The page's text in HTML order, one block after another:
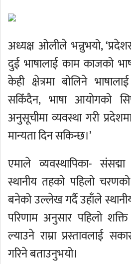
अध्यक्ष ओलीले भन्नुभयो,
दुई भाषालाई काम काजको
केही क्षेत्रमा बोलिने भाषालाई
सकिँदैन, भाषा आयोगको
अनुसूचीमा व्यवस्था गरी
मान्यता दिन सकिन्छ।’
एमाले व्यवस्थापिका-
स्थानीय तहको पहिलो चरणको
बनेको उल्लेख गर्दै उहाँले
परिणाम अनुसार पहिलो
ल्याउने राम्रा प्रस्तावलाई
गरिने बताउनुभयो।